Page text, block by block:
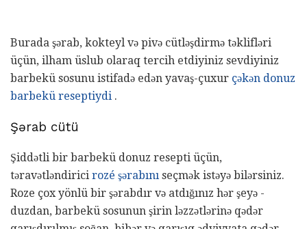
Burada şərab, kokteyl və pivə cütləşdirmə təklifləri
üçün, ilham üslub olaraq tercih etdiyiniz sevdiyiniz
barbekü sosunu istifadə edən yavaş-çuxur çəkən donuz
barbekü reseptiydi .
Şərab cütü
Şiddətli bir barbekü donuz resepti üçün,
təravətləndirici rozé şərabını seçmək istəyə bilərsiniz.
Roze çox yönlü bir şərabdır və atdığınız hər şeyə -
duzdan, barbekü sosunun şirin ləzzətlərinə qədər